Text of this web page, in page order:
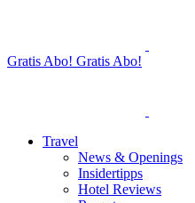
Gratis Abo! Gratis Abo!
Travel
News & Openings
Insidertipps
Hotel Reviews